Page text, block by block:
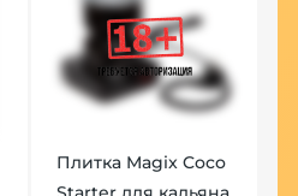
Плитка Magix Coco